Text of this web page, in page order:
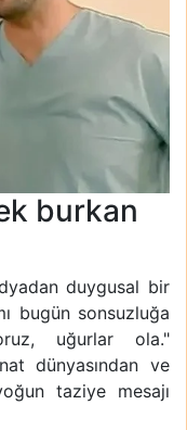
burkan
duygusal bir
bugün sonsuzluğa
uğurlar ola."
dünyasından ve
taziye mesajı